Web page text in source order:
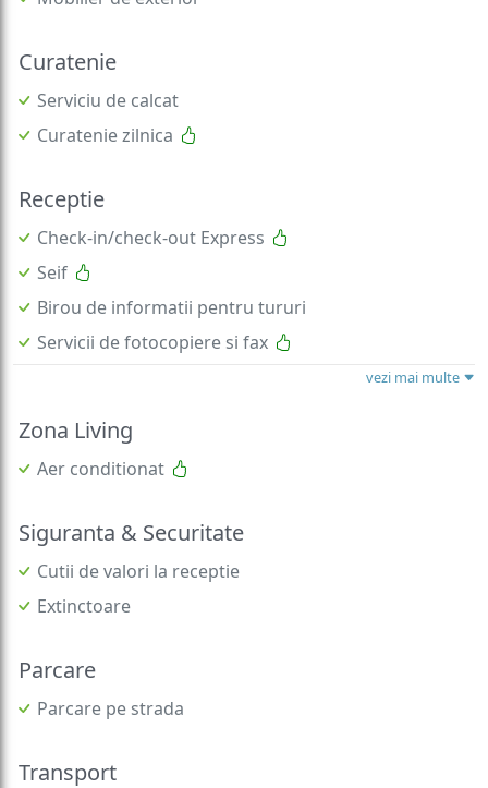
Curatenie
Serviciu de calcat
Curatenie zilnica
Receptie
Check-in/check-out Express
Seif
Birou de informatii pentru tururi
Servicii de fotocopiere si fax
vezi mai multe
Zona Living
Aer conditionat
Siguranta & Securitate
Cutii de valori la receptie
Extinctoare
Parcare
Parcare pe strada
Transport